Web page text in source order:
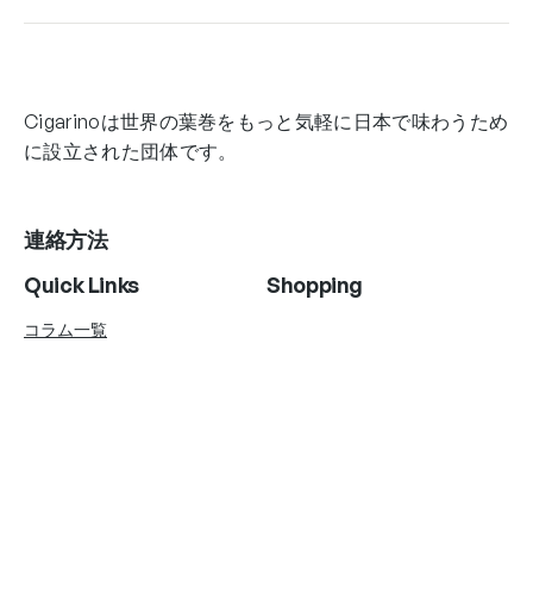
Cigarinoは世界の葉巻をもっと気軽に日本で味わうため
に設立された団体です。
連絡方法
Quick Links
コラム一覧
Shopping